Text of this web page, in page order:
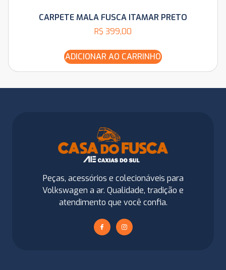
CARPETE MALA FUSCA ITAMAR PRETO
R$ 399,00
ADICIONAR AO CARRINHO
Peças, acessórios e colecionáveis para
Volkswagen a ar. Qualidade, tradição e
atendimento que você confia.